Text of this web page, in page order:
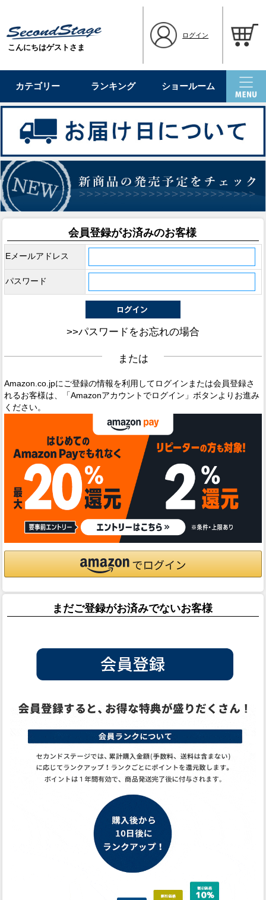
こんにちはゲストさま
ログイン
カテゴリー ランキング ショールーム
会員登録がお済みのお客様
Eメールアドレス
パスワード
>>パスワードをお忘れの場合
または
Amazon.co.jpにご登録の情報を利用してログインまたは会員登録さ
れるお客様は、「Amazonアカウントでログイン」ボタンよりお進み
ください。
まだご登録がお済みでないお客様